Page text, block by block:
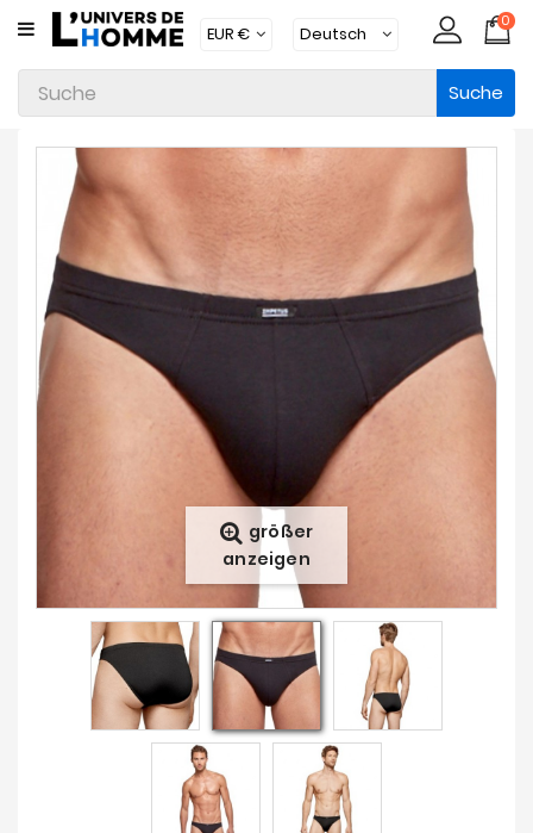
KATEGORIE
Unterwäsche
Kleidung
Bademode
Loungewear
Zubehör
Strümpfe
Packs
0
Suche
größer
anzeigen